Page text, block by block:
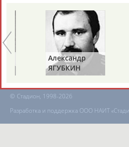
Вопросы сотрудничества и совместной
© Стадион, 1998-2026
Разработка и поддержка ООО НАИТ
Адресов в новостной рассылке: 996
Подпишись
Александр
ЯГУБКИН